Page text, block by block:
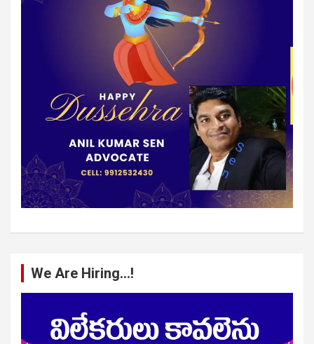
We Are Hiring…!